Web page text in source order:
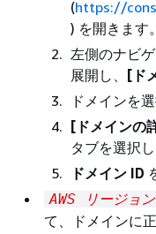
(https://
) を開きます。
左側のナビ
展開し、
[ド
ドメインを
[ドメインの
タブを選択し
ドメイン ID
AWS リージョン
て、ドメインに